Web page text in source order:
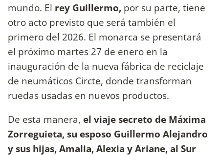
mundo. El rey Guillermo, por su parte, tiene
otro acto previsto que será también el
primero del 2026. El monarca se presentará
el próximo martes 27 de enero en la
inauguración de la nueva fábrica de reciclaje
de neumáticos Circte, donde transforman
ruedas usadas en nuevos productos.
De esta manera, el viaje secreto de Máxima
Zorreguieta, su esposo Guillermo Alejandro
y sus hijas, Amalia, Alexia y Ariane, al Sur